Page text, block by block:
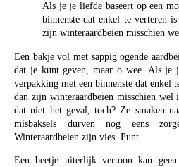
Als je je liefde baseert op een
binnenste dat enkel te verteren
zijn winteraardbeien misschien
Een bakje vol met sappig ogende
dat je kunt geven, maar o wee. Als je
verpakking met een binnenste dat enkel
dan zijn winteraardbeien misschien
dat niet het geval, toch? Ze smaken
misbaksels durven nog eens
Winteraardbeien zijn vies. Punt.
Een beetje uiterlijk vertoon kan